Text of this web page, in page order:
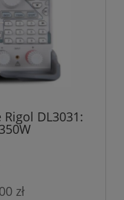
DL3031:
zł